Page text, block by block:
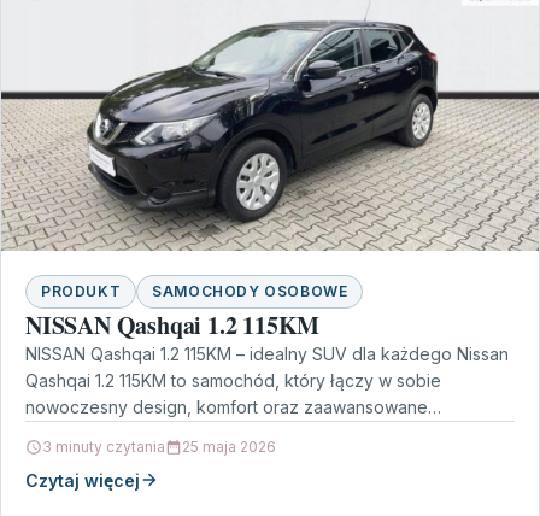
PRODUKT SAMOCHODY OSOBOWE
NISSAN Qashqai 1.2 115KM
NISSAN Qashqai 1.2 115KM – idealny SUV dla każdego Nissan
Qashqai 1.2 115KM to samochód, który łączy w sobie
nowoczesny design, komfort oraz zaawansowane…
3 minuty czytania 25 maja 2026
Czytaj więcej